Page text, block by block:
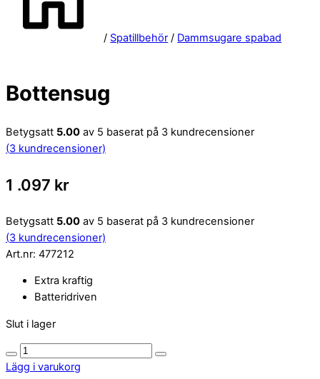
/ Spatillbehör / Dammsugare spabad
Bottensug
Betygsatt 5.00 av 5 baserat på 3 kundrecensioner
(3 kundrecensioner)
1 .097 kr
Betygsatt 5.00 av 5 baserat på 3 kundrecensioner
(3 kundrecensioner)
Art.nr: 477212
Extra kraftig
Batteridriven
Slut i lager
Bottensug
quantity
Lägg i varukorg